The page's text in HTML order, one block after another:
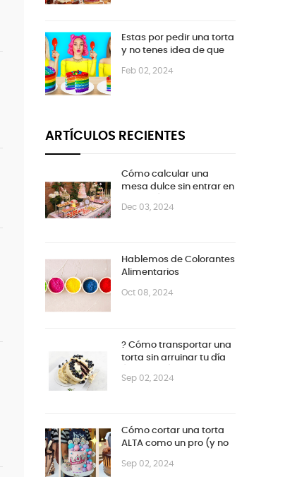
Estas por pedir una torta
y no tenes idea de que
Feb 02, 2024
ARTÍCULOS RECIENTES
Cómo calcular una
mesa dulce sin entrar en
postre)
Dec 03, 2024
Hablemos de Colorantes
Alimentarios
Oct 08, 2024
? Cómo transportar una
torta sin arruinar tu día
Sep 02, 2024
Cómo cortar una torta
ALTA como un pro (y no
cumpleaños)
Sep 02, 2024